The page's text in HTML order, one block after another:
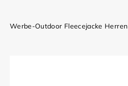
Werbe-Outdoor Fleecejacke Herren